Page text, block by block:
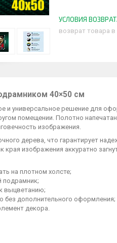
возврат товара в
40×50 см
и универсальное решение для
помещении. Полотно
изображения.
дерева, что гарантирует
края изображения аккуратно
на плотном холсте;
подрамник;
выцветанию;
дополнительного оформления;
декора.